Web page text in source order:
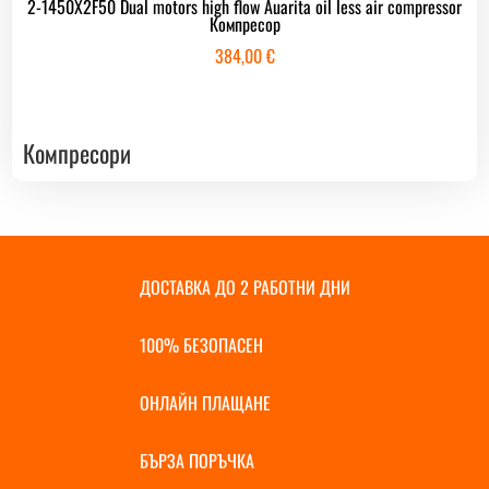
2-1450X2F50 Dual motors high flow Auarita oil less air compressor
Компресор
384,00€
Компресори
ДОСТАВКА ДО 2 РАБОТНИ ДНИ
100% БЕЗОПАСЕН
ОНЛАЙН ПЛАЩАНЕ
БЪРЗА ПОРЪЧКА